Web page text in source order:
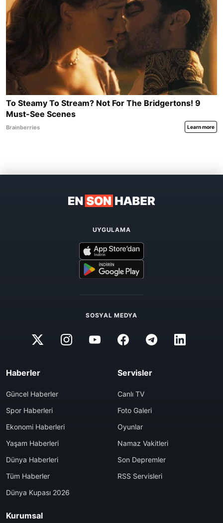
UYGULAMA
SOSYAL MEDYA
Haberler
Güncel Haberler
Spor Haberleri
Ekonomi Haberleri
Yaşam Haberleri
Dünya Haberleri
Tüm Haberler
Dünya Kupası 2026
Servisler
Canlı TV
Foto Galeri
Oyunlar
Namaz Vakitleri
Son Depremler
RSS Servisleri
Kurumsal